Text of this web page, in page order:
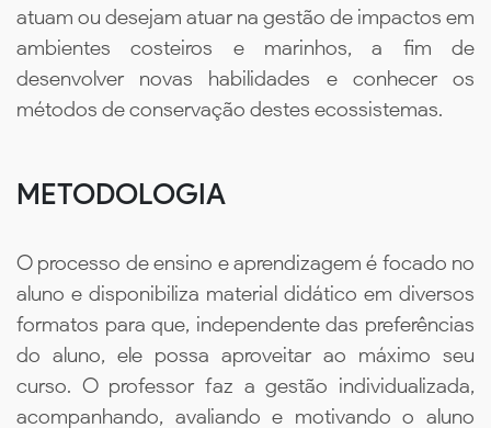
atuam ou desejam atuar na gestão de impactos em
ambientes costeiros e marinhos, a fim de
desenvolver novas habilidades e conhecer os
métodos de conservação destes ecossistemas.
METODOLOGIA
O processo de ensino e aprendizagem é focado no
aluno e disponibiliza material didático em diversos
formatos para que, independente das preferências
do aluno, ele possa aproveitar ao máximo seu
curso. O professor faz a gestão individualizada,
acompanhando, avaliando e motivando o aluno